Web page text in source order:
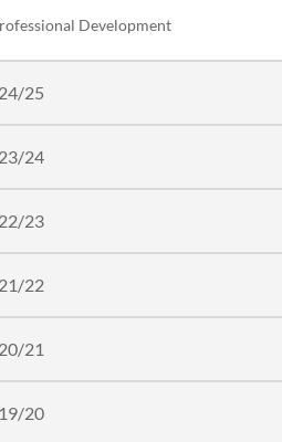
Development
25
24
23
22
21
20